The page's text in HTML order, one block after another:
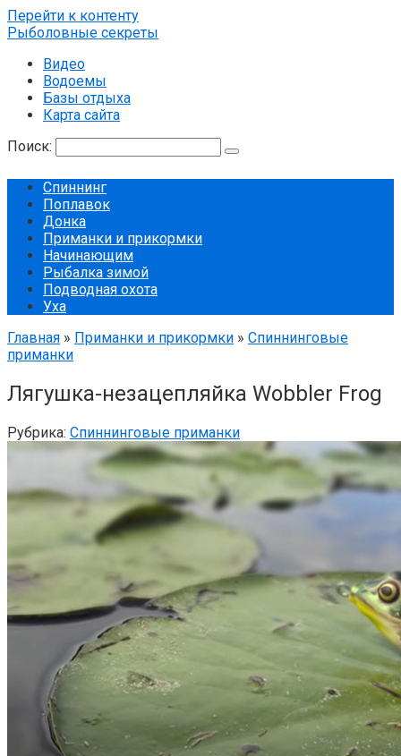
Перейти к контенту
Рыболовные секреты
Видео
Водоемы
Базы отдыха
Карта сайта
Поиск:
Спиннинг
Поплавок
Донка
Приманки и прикормки
Начинающим
Рыбалка зимой
Подводная охота
Уха
Главная » Приманки и прикормки » Спиннинговые
приманки
Лягушка-незацепляйка Wobbler Frog
Рубрика: Спиннинговые приманки